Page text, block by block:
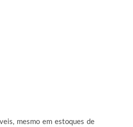
mesmo em estoques de